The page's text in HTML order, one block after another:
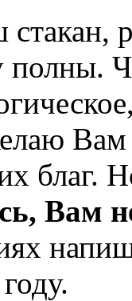
полны.
Вам
благ.
Вам